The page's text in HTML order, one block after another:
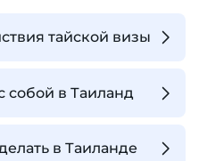
тайской визы
собой в Таиланд
в Таиланде